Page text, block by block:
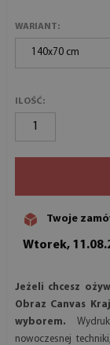
WARIANT:
140x70 cm
ILOŚĆ:
Twoje
Wtorek,
Jeżeli chcesz
Obraz Canvas
wyborem.
nowoczesnej